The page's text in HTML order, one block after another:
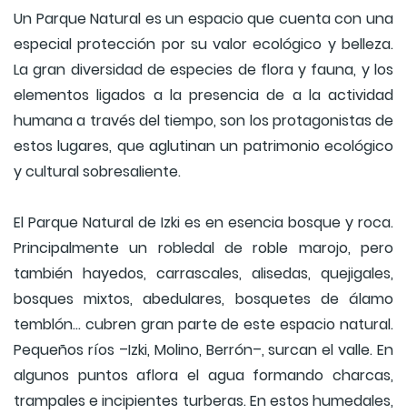
Un Parque Natural es un espacio que cuenta con una
especial protección por su valor ecológico y belleza.
La gran diversidad de especies de flora y fauna, y los
elementos ligados a la presencia de a la actividad
humana a través del tiempo, son los protagonistas de
estos lugares, que aglutinan un patrimonio ecológico
y cultural sobresaliente.
El Parque Natural de Izki es en esencia bosque y roca.
Principalmente un robledal de roble marojo, pero
también hayedos, carrascales, alisedas, quejigales,
bosques mixtos, abedulares, bosquetes de álamo
temblón... cubren gran parte de este espacio natural.
Pequeños ríos –Izki, Molino, Berrón–, surcan el valle. En
algunos puntos aflora el agua formando charcas,
trampales e incipientes turberas. En estos humedales,